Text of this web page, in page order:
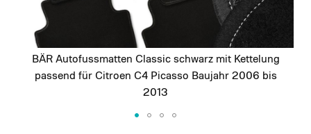
BÄR Autofussmatten Classic schwarz mit Kettelung
passend für Citroen C4 Picasso Baujahr 2006 bis
2013